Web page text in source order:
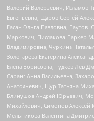
Валерий Валерьевич, Исламов
Евгеньевна, Щаров Сергей
Гасан Ольга Павловна, Паутов
Маркович, Пислакова-Паркер
Владимировна, Чуркина
Золотарева Екатерина
Елена Борисовна, Гудков Лев
Саранг Анна Васильевна,
Анатольевич, Щур Татьяна
Блинушов Андрей Юрьевич,
Михайлович, Симонов Алексей
Мельникова Валентина